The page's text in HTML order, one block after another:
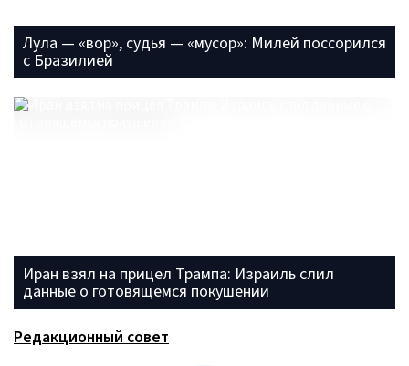
Лула — «вор», судья — «мусор»: Милей поссорился
с Бразилией
Иран взял на прицел Трампа: Израиль слил
данные о готовящемся покушении
Редакционный совет